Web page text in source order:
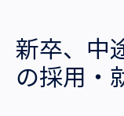
新卒、中
の採用・